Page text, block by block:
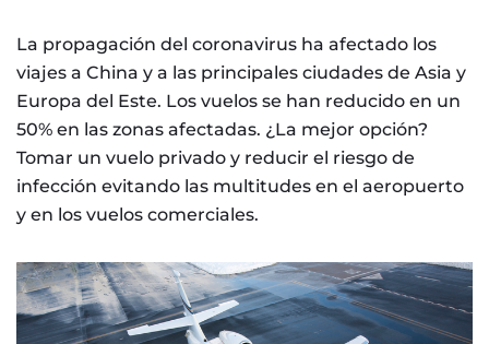
La propagación del coronavirus ha afectado los
viajes a China y a las principales ciudades de Asia y
Europa del Este. Los vuelos se han reducido en un
50% en las zonas afectadas. ¿La mejor opción?
Tomar un vuelo privado y reducir el riesgo de
infección evitando las multitudes en el aeropuerto
y en los vuelos comerciales.